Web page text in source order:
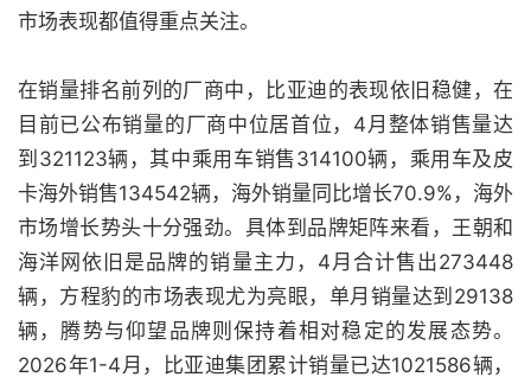
市场表现都值得重点关注。
在销量排名前列的厂商中，比亚迪的表现依旧稳健，在
目前已公布销量的厂商中位居首位，4月整体销售量达
到321123辆，其中乘用车销售314100辆，乘用车及皮
卡海外销售134542辆，海外销量同比增长70.9%，海外
市场增长势头十分强劲。具体到品牌矩阵来看，王朝和
海洋网依旧是品牌的销量主力，4月合计售出273448
辆，方程豹的市场表现尤为亮眼，单月销量达到29138
辆，腾势与仰望品牌则保持着相对稳定的发展态势。
2026年1-4月，比亚迪集团累计销量已达1021586辆，